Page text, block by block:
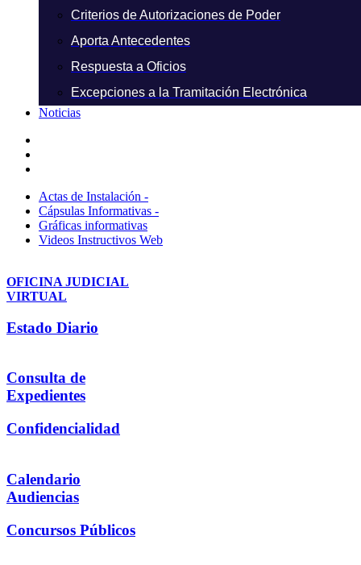
Criterios de Autorizaciones de Poder
Aporta Antecedentes
Respuesta a Oficios
Excepciones a la Tramitación Electrónica
Noticias
Actas de Instalación -
Cápsulas Informativas -
Gráficas informativas
Videos Instructivos Web
OFICINA JUDICIAL
VIRTUAL
Estado Diario
Consulta de
Expedientes
Confidencialidad
Calendario
Audiencias
Concursos Públicos